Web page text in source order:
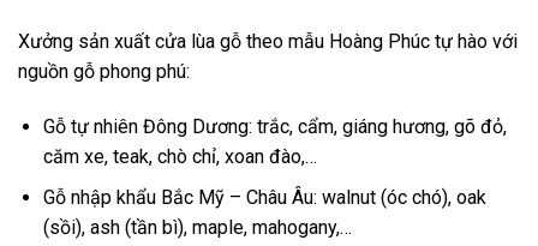
Xưởng sản xuất cửa lùa gỗ theo mẫu Hoàng Phúc tự hào với
nguồn gỗ phong phú:
Gỗ tự nhiên Đông Dương: trắc, cẩm, giáng hương, gõ đỏ,
căm xe, teak, chò chỉ, xoan đào,…
Gỗ nhập khẩu Bắc Mỹ – Châu Âu: walnut (óc chó), oak
(sồi), ash (tần bì), maple, mahogany,…